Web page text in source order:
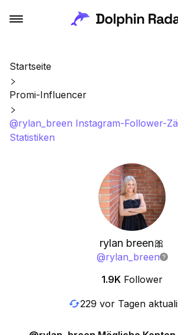
Startseite
Promi-Influencer
@rylan_breen Instagram-Follower-
Statistiken
rylan breen🎀
@rylan_breen
1.9K Follower
229 vor Tagen